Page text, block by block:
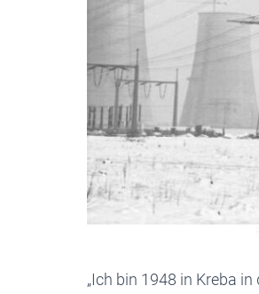
„Ich bin 1948 in Kreba